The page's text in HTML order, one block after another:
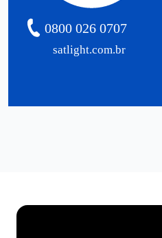
satlight.com.br
0800 026 0707